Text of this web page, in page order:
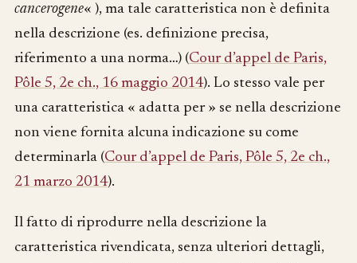
cancerogene« ), ma tale caratteristica non è definita
nella descrizione (es. definizione precisa,
riferimento a una norma…) (Cour d’appel de Paris,
Pôle 5, 2e ch., 16 maggio 2014). Lo stesso vale per
una caratteristica « adatta per » se nella descrizione
non viene fornita alcuna indicazione su come
determinarla (Cour d’appel de Paris, Pôle 5, 2e ch.,
21 marzo 2014).
Il fatto di riprodurre nella descrizione la
caratteristica rivendicata, senza ulteriori dettagli,